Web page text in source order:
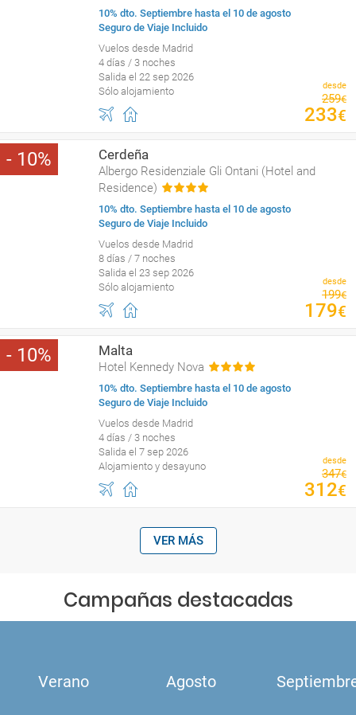
10% dto. Septiembre hasta el 10 de agosto
Seguro de Viaje Incluido
Vuelos desde Madrid
4 días / 3 noches
Salida el 22 sep 2026
Sólo alojamiento
desde
259€
233€
10 Cerdeña
Albergo Residenziale Gli Ontani (Hotel and
Residence)
10% dto. Septiembre hasta el 10 de agosto
Seguro de Viaje Incluido
Vuelos desde Madrid
8 días / 7 noches
Salida el 23 sep 2026
Sólo alojamiento
desde
199€
179€
10 Malta
Hotel Kennedy Nova
10% dto. Septiembre hasta el 10 de agosto
Seguro de Viaje Incluido
Vuelos desde Madrid
4 días / 3 noches
Salida el 7 sep 2026
Alojamiento y desayuno
desde
347€
312€
VER MÁS
Campañas destacadas
Verano Agosto